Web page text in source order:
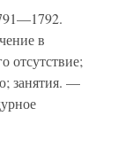
в
отсутствие;
занятия. —